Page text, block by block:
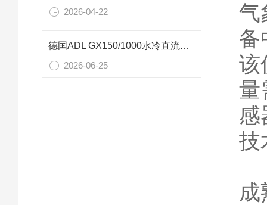
2026-04-22
德国ADL GX150/1000水冷直流电源：15kW高精度极速灭弧镀膜工艺核心设备
2026-06-25
气
备
该
量
感
技
成